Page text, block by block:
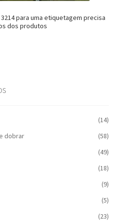
para uma etiquetagem precisa
dos produtos
(14)
dobrar
(58)
(49)
(18)
(9)
(5)
(23)